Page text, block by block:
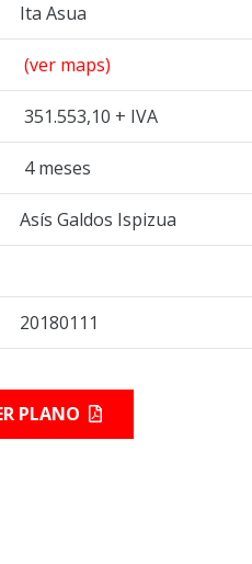
Ita Asua
(ver maps)
351.553,10 + IVA
4 meses
Asís Galdos Ispizua
20180111
PLANO